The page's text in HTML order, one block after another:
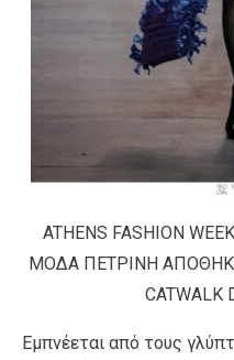
ATHENS FASHION
ΜΟΔΑ ΠΕΤΡΙΝΗ
CATWALK
Εμπνέεται από τους